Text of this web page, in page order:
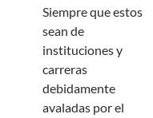
Siempre que estos
sean de
instituciones y
carreras
debidamente
avaladas por el